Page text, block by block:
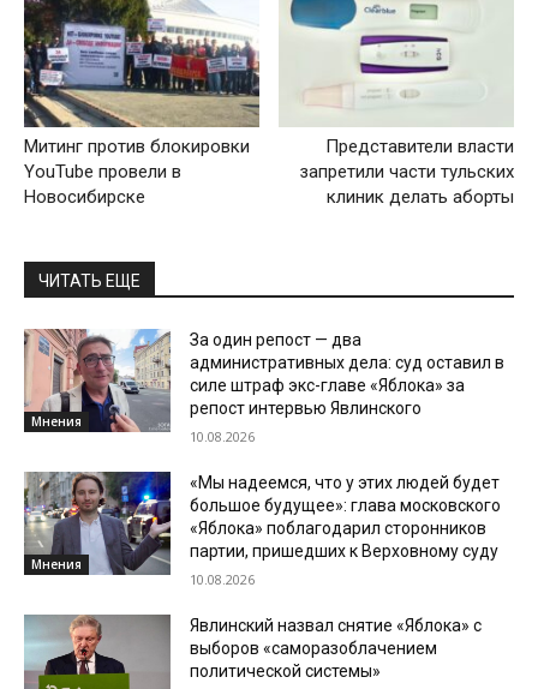
Митинг против блокировки
YouTube провели в
Новосибирске
Представители власти
запретили части тульских
клиник делать аборты
ЧИТАТЬ ЕЩЕ
Мнения
За один репост — два
административных дела: суд оставил в
силе штраф экс-главе «Яблока» за
репост интервью Явлинского
10.08.2026
Мнения
«Мы надеемся, что у этих людей будет
большое будущее»: глава московского
«Яблока» поблагодарил сторонников
партии, пришедших к Верховному суду
10.08.2026
Явлинский назвал снятие «Яблока» с
выборов «саморазоблачением
политической системы»